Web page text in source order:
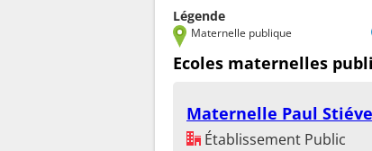
Légende
Maternelle publique
Ecoles maternelles
Maternelle Paul
Établissement Public